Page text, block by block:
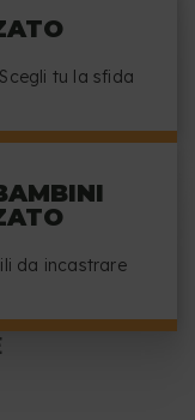
tu la sfida
da incastrare